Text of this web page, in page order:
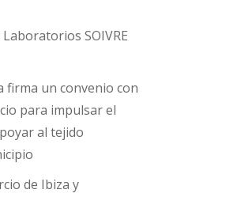
SOIVRE
firma un convenio con
para impulsar el
al tejido
de Ibiza y